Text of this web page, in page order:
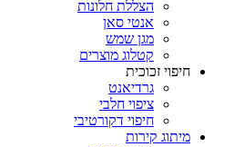
הצללת חלונות
אנטי סאן
מגן שמש
קטלוג מוצרים
חיפוי זכוכית
גרדיאנט
ציפוי חלבי
חיפוי דקורטיבי
מיתוג קירות